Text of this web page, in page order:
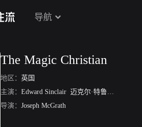
导航
The Magic Christian
地区： 英国
主演： Edward Sinclair 迈克尔·特鲁布肖
导演： Joseph McGrath